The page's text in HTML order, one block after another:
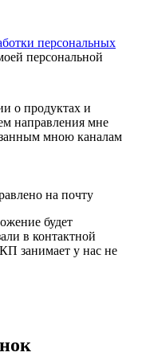
персональных
персональной
о продуктах и
направления мне
мною каналам
на почту
будет
в контактной
занимает у нас не